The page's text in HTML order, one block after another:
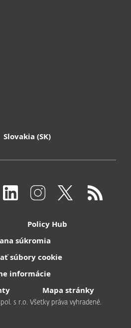
Slovakia (SK)
Policy Hub
súkromia
súbory cookie
informácie
Mapa stránky
s r.o. Všetky práva vyhradené.